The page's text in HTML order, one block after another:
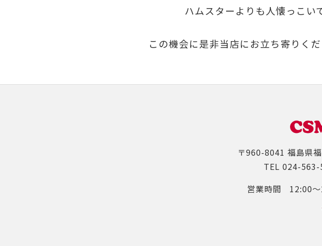
ハムスターよりも人懐っこい
この機会に是非当店にお立ち寄りくだ
〒960-8041 福島県
TEL 024-563-
営業時間
12:00